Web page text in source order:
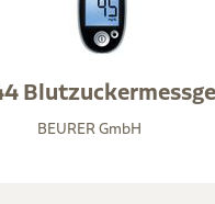
BEURER GmbH